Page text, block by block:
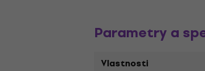
Parametry a
Vlastnosti